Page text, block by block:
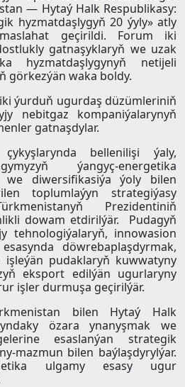
— Hytaý Halk Respublikasy:
hyzmatdaşlygyň 20 ýyly» atly
geçirildi. Forum iki
gatnaşyklaryň we uzak
hyzmatdaşlygynyň netijeli
görkezýän waka boldy.
ýurduň ugurdaş düzümleriniň
nebitgaz kompaniýalarynyň
gatnaşdylar.
bellenilişi ýaly,
ýangyç-energetika
we diwersifikasiýa ýoly bilen
toplumlaýyn strategiýasy
Prezidentiniň
dowam etdirilýär. Pudagyň
tehnologiýalaryň, innowasion
döwrebaplaşdyrmak,
işleýän pudaklaryň kuwwatyny
eksport edilýän ugurlaryny
işler durmuşa geçirilýär.
bilen Hytaý Halk
özara ynanyşmak we
esaslanýan strategik
mazmun bilen baýlaşdyrylýar.
ulgamy esasy ugur